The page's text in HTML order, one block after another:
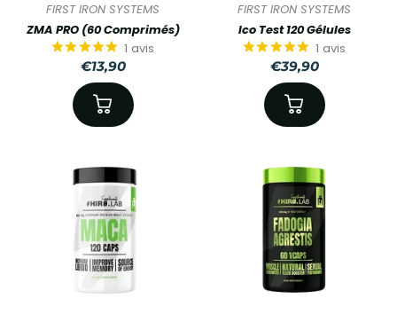
FIRST IRON SYSTEMS
ZMA PRO (60 Comprimés)
1avis
€13,90
FIRST IRON SYSTEMS
Ico Test 120 Gélules
1avis
€39,90